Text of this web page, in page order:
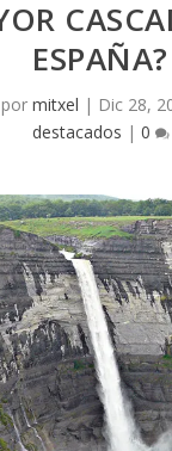
ESPAÑA?
mitxel | Dic 28,
destacados | 0